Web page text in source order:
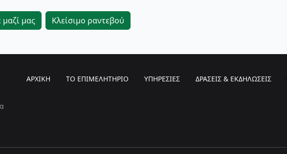
μαζί μας Κλείσιμο ραντεβού
ΑΡΧΙΚΗ ΤΟ ΕΠΙΜΕΛΗΤΗΡΙΟ ΥΠΗΡΕΣΙΕΣ ΔΡΑΣΕΙΣ & ΕΚΔΗΛΩΣΕΙΣ